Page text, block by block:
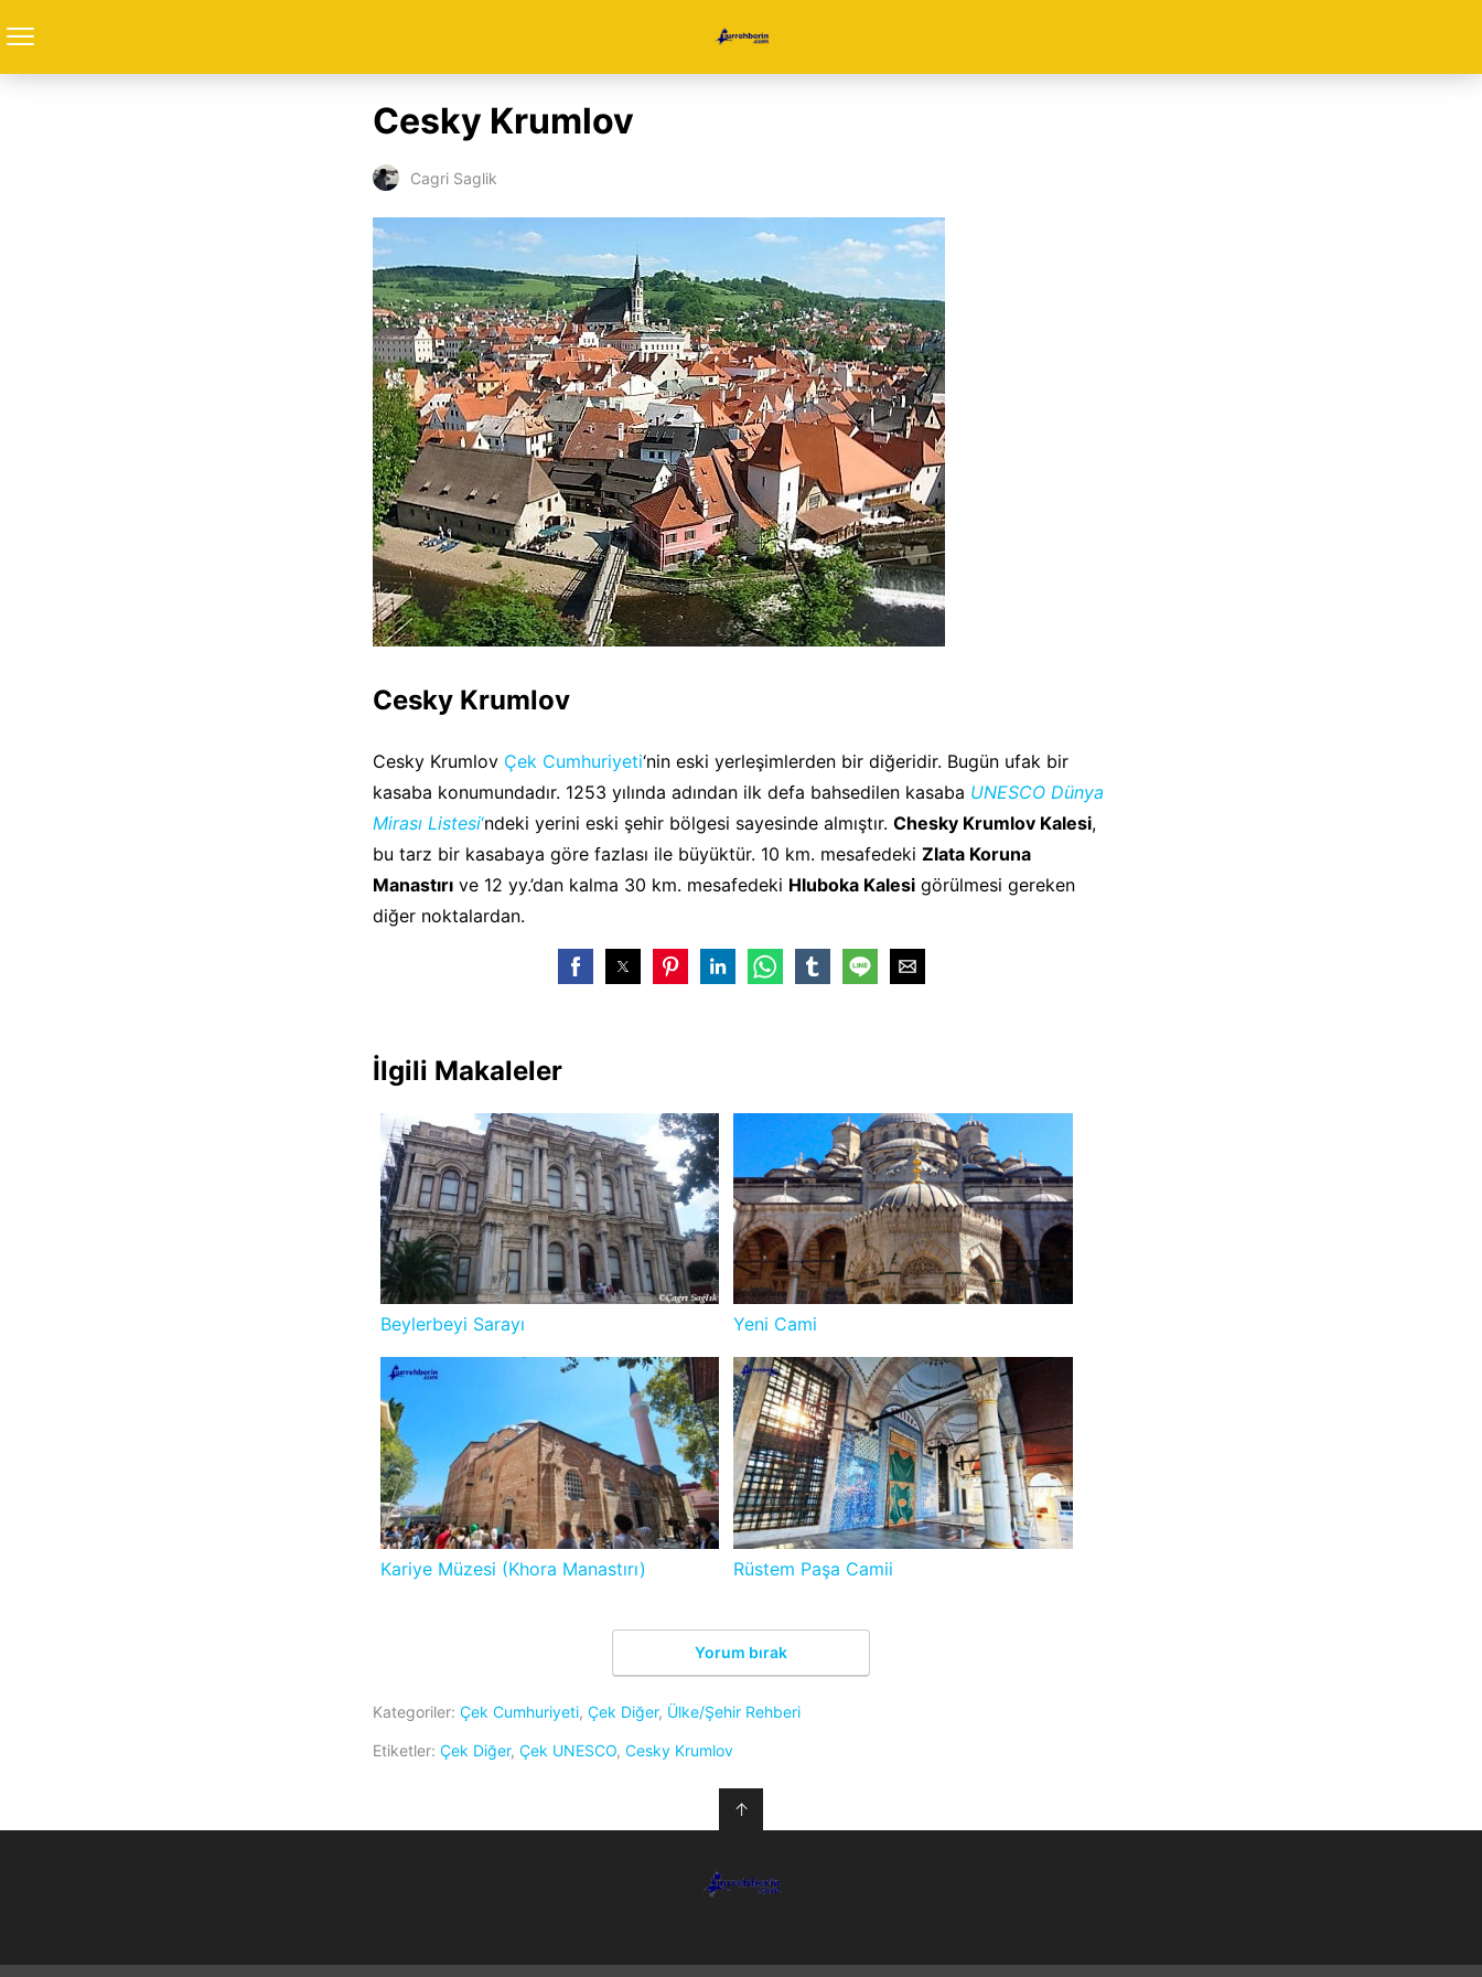
Cesky Krumlov
Cagri Saglik
Cesky Krumlov
Cesky Krumlov Çek Cumhuriyeti‘nin eski yerleşimlerden bir diğeridir. Bugün ufak bir
kasaba konumundadır. 1253 yılında adından ilk defa bahsedilen kasaba UNESCO Dünya
Mirası Listesi‘ndeki yerini eski şehir bölgesi sayesinde almıştır. Chesky Krumlov Kalesi,
bu tarz bir kasabaya göre fazlası ile büyüktür. 10 km. mesafedeki Zlata Koruna
Manastırı ve 12 yy.’dan kalma 30 km. mesafedeki Hluboka Kalesi görülmesi gereken
diğer noktalardan.
İlgili Makaleler
Beylerbeyi Sarayı Yeni Cami
Kariye Müzesi (Khora Manastırı) Rüstem Paşa Camii
Yorum bırak
Kategoriler: Çek Cumhuriyeti, Çek Diğer, Ülke/Şehir Rehberi
Etiketler: Çek Diğer, Çek UNESCO, Cesky Krumlov
↑